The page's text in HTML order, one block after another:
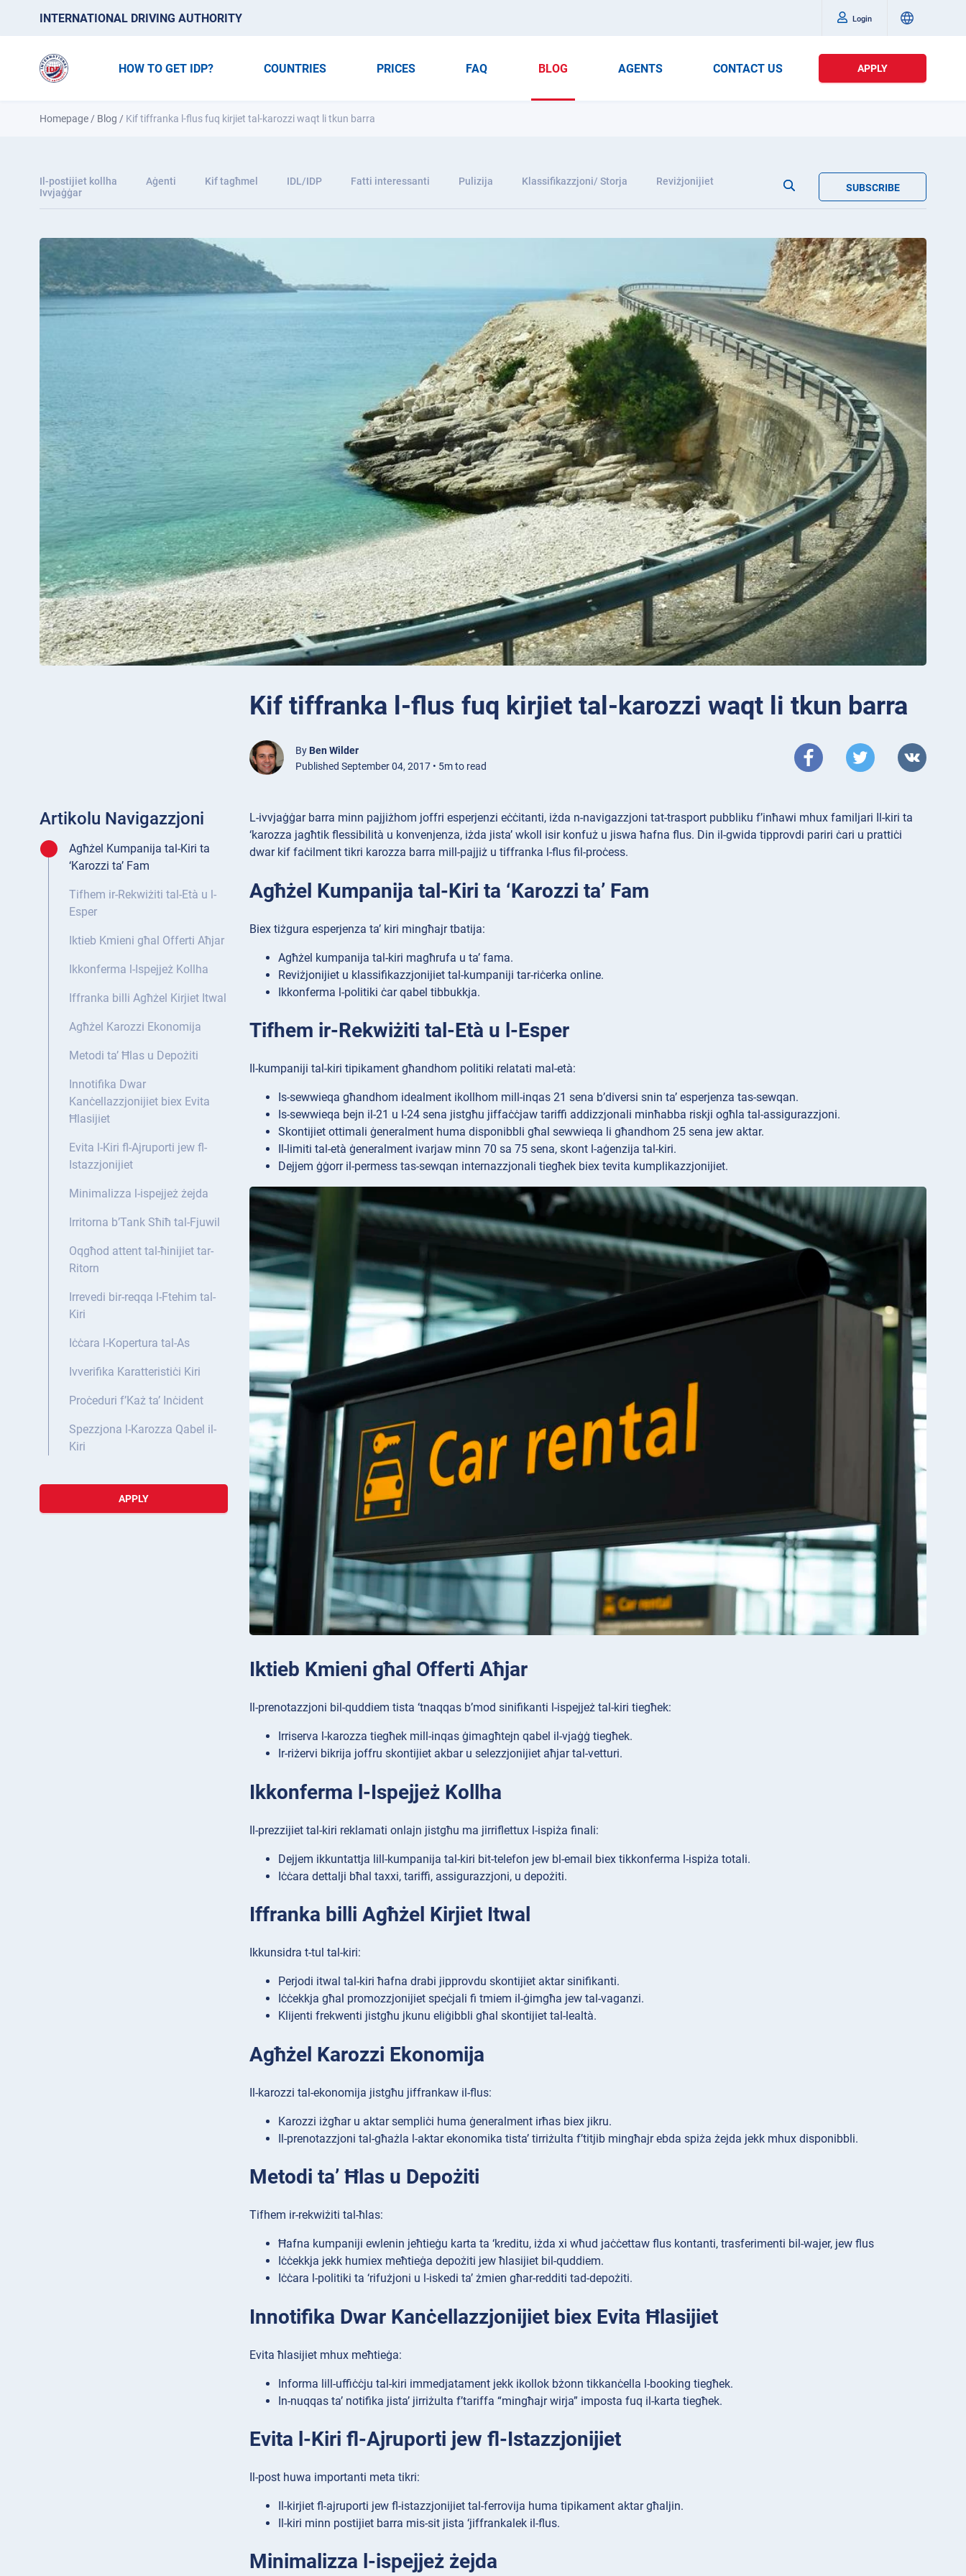
INTERNATIONAL DRIVING AUTHORITY Login
HOW TO GET IDP? COUNTRIES PRICES FAQ BLOG AGENTS CONTACT US APPLY
Homepage / Blog / Kif tiffranka l-flus fuq kirjiet tal-karozzi waqt li tkun barra
Il-postijiet kollha Aġenti Kif tagħmel IDL/IDP Fatti interessanti Pulizija Klassifikazzjoni/ Storja
Reviżjonijiet
Ivvjaġġar
SUBSCRIBE
Kif tiffranka l-flus fuq kirjiet tal-karozzi waqt li tkun barra
By Ben Wilder
Published September 04, 2017 • 5m to read
Artikolu Navigazzjoni
Agħżel Kumpanija tal-Kiri ta
‘Karozzi ta’ Fam
Tifhem ir-Rekwiżiti tal-Età u l-
Esper
Iktieb Kmieni għal Offerti Aħjar
Ikkonferma l-Ispejjeż Kollha
Iffranka billi Agħżel Kirjiet Itwal
Agħżel Karozzi Ekonomija
Metodi ta’ Ħlas u Depożiti
Innotifika Dwar
Kanċellazzjonijiet biex Evita
Ħlasijiet
Evita l-Kiri fl-Ajruporti jew fl-
Istazzjonijiet
Minimalizza l-ispejjeż żejda
Irritorna b’Tank Sħiħ tal-Fjuwil
Oqgħod attent tal-ħinijiet tar-
Ritorn
Irrevedi bir-reqqa l-Ftehim tal-
Kiri
Iċċara l-Kopertura tal-As
Ivverifika Karatteristiċi Kiri
Proċeduri f’Każ ta’ Inċident
Spezzjona l-Karozza Qabel il-
Kiri
APPLY
L-ivvjaġġar barra minn pajjiżhom joffri esperjenzi eċċitanti, iżda n-navigazzjoni tat-trasport pubbliku f’inħawi mhux familjari Il-kiri ta
‘karozza jagħtik flessibilità u konvenjenza, iżda jista’ wkoll isir konfuż u jiswa ħafna flus. Din il-gwida tipprovdi pariri ċari u prattiċi
dwar kif faċilment tikri karozza barra mill-pajjiż u tiffranka l-flus fil-proċess.
Agħżel Kumpanija tal-Kiri ta ‘Karozzi ta’ Fam
Biex tiżgura esperjenza ta’ kiri mingħajr tbatija:
Agħżel kumpanija tal-kiri magħrufa u ta’ fama.
Reviżjonijiet u klassifikazzjonijiet tal-kumpaniji tar-riċerka online.
Ikkonferma l-politiki ċar qabel tibbukkja.
Tifhem ir-Rekwiżiti tal-Età u l-Esper
Il-kumpaniji tal-kiri tipikament għandhom politiki relatati mal-età:
Is-sewwieqa għandhom idealment ikollhom mill-inqas 21 sena b’diversi snin ta’ esperjenza tas-sewqan.
Is-sewwieqa bejn il-21 u l-24 sena jistgħu jiffaċċjaw tariffi addizzjonali minħabba riskji ogħla tal-assigurazzjoni.
Skontijiet ottimali ġeneralment huma disponibbli għal sewwieqa li għandhom 25 sena jew aktar.
Il-limiti tal-età ġeneralment ivarjaw minn 70 sa 75 sena, skont l-aġenzija tal-kiri.
Dejjem ġġorr il-permess tas-sewqan internazzjonali tiegħek biex tevita kumplikazzjonijiet.
Iktieb Kmieni għal Offerti Aħjar
Il-prenotazzjoni bil-quddiem tista ‘tnaqqas b’mod sinifikanti l-ispejjeż tal-kiri tiegħek:
Irriserva l-karozza tiegħek mill-inqas ġimagħtejn qabel il-vjaġġ tiegħek.
Ir-riżervi bikrija joffru skontijiet akbar u selezzjonijiet aħjar tal-vetturi.
Ikkonferma l-Ispejjeż Kollha
Il-prezzijiet tal-kiri reklamati onlajn jistgħu ma jirriflettux l-ispiża finali:
Dejjem ikkuntattja lill-kumpanija tal-kiri bit-telefon jew bl-email biex tikkonferma l-ispiża totali.
Iċċara dettalji bħal taxxi, tariffi, assigurazzjoni, u depożiti.
Iffranka billi Agħżel Kirjiet Itwal
Ikkunsidra t-tul tal-kiri:
Perjodi itwal tal-kiri ħafna drabi jipprovdu skontijiet aktar sinifikanti.
Iċċekkja għal promozzjonijiet speċjali fi tmiem il-ġimgħa jew tal-vaganzi.
Klijenti frekwenti jistgħu jkunu eliġibbli għal skontijiet tal-lealtà.
Agħżel Karozzi Ekonomija
Il-karozzi tal-ekonomija jistgħu jiffrankaw il-flus:
Karozzi iżgħar u aktar sempliċi huma ġeneralment irħas biex jikru.
Il-prenotazzjoni tal-għażla l-aktar ekonomika tista’ tirriżulta f’titjib mingħajr ebda spiża żejda jekk mhux disponibbli.
Metodi ta’ Ħlas u Depożiti
Tifhem ir-rekwiżiti tal-ħlas:
Ħafna kumpaniji ewlenin jeħtieġu karta ta ‘kreditu, iżda xi wħud jaċċettaw flus kontanti, trasferimenti bil-wajer, jew flus
Iċċekkja jekk humiex meħtieġa depożiti jew ħlasijiet bil-quddiem.
Iċċara l-politiki ta ‘rifużjoni u l-iskedi ta’ żmien għar-redditi tad-depożiti.
Innotifika Dwar Kanċellazzjonijiet biex Evita Ħlasijiet
Evita ħlasijiet mhux meħtieġa:
Informa lill-uffiċċju tal-kiri immedjatament jekk ikollok bżonn tikkanċella l-booking tiegħek.
In-nuqqas ta’ notifika jista’ jirriżulta f’tariffa “mingħajr wirja” imposta fuq il-karta tiegħek.
Evita l-Kiri fl-Ajruporti jew fl-Istazzjonijiet
Il-post huwa importanti meta tikri:
Il-kirjiet fl-ajruporti jew fl-istazzjonijiet tal-ferrovija huma tipikament aktar għaljin.
Il-kiri minn postijiet barra mis-sit jista ‘jiffrankalek il-flus.
Minimalizza l-ispejjeż żejda